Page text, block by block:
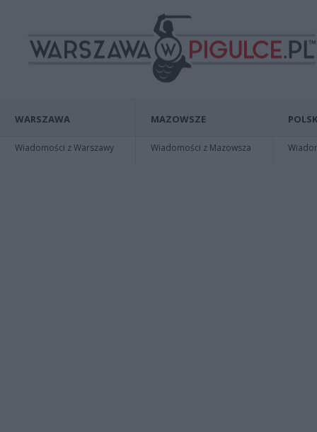
WARSZAWA
Wiadomości z Warszawy
MAZOWSZE
Wiadomości z Mazowsza